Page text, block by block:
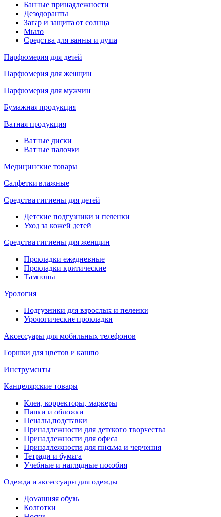
Банные принадлежности
Дезодоранты
Загар и защита от солнца
Мыло
Средства для ванны и душа
Парфюмерия для детей
Парфюмерия для женщин
Парфюмерия для мужчин
Бумажная продукция
Ватная продукция
Ватные диски
Ватные палочки
Медицинские товары
Салфетки влажные
Средства гигиены для детей
Детские подгузники и пеленки
Уход за кожей детей
Средства гигиены для женщин
Прокладки ежедневные
Прокладки критические
Тампоны
Урология
Подгузники для взрослых и пеленки
Урологические прокладки
Аксессуары для мобильных телефонов
Горшки для цветов и кашпо
Инструменты
Канцелярские товары
Клеи, корректоры, маркеры
Папки и обложки
Пеналы,подставки
Принадлежности для детского творчества
Принадлежности для офиса
Принадлежности для письма и черчения
Тетради и бумага
Учебные и наглядные пособия
Одежда и аксессуары для одежды
Домашняя обувь
Колготки